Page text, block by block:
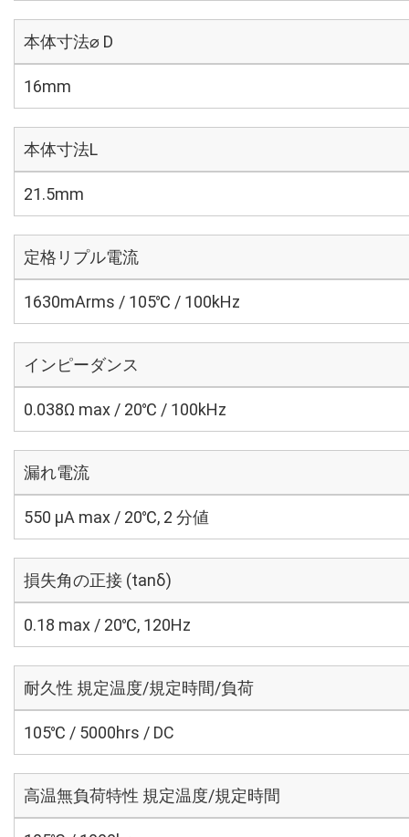
本体寸法⌀ D
16mm
本体寸法L
21.5mm
定格リプル電流
1630mArms / 105℃ / 100kHz
インピーダンス
0.038Ω max / 20℃ / 100kHz
漏れ電流
550 μA max / 20℃, 2 分値
損失角の正接 (tanδ)
0.18 max / 20℃, 120Hz
耐久性 規定温度/規定時間/負荷
105℃ / 5000hrs / DC
高温無負荷特性 規定温度/規定時間